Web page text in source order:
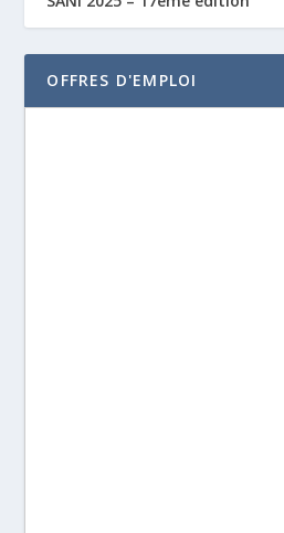
OFFRES D'EMPLOI